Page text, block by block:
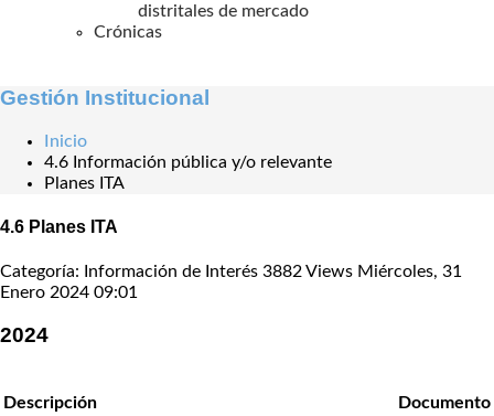
distritales de mercado
Crónicas
Gestión Institucional
Inicio
4.6 Información pública y/o relevante
Planes ITA
4.6 Planes ITA
Categoría: Información de Interés 3882 Views Miércoles, 31
Enero 2024 09:01
2024
Descripción
Documento